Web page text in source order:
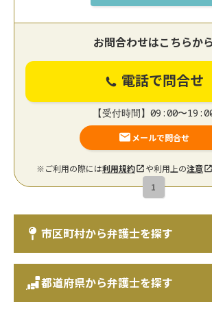
お問合わせはこちらから
電話で問合せ
【受付時間】09:00〜
メールで問合せ
※ご利用の際には利用規約 や利用上の注意
1
市区町村から弁護士を探す
都道府県から弁護士を探す